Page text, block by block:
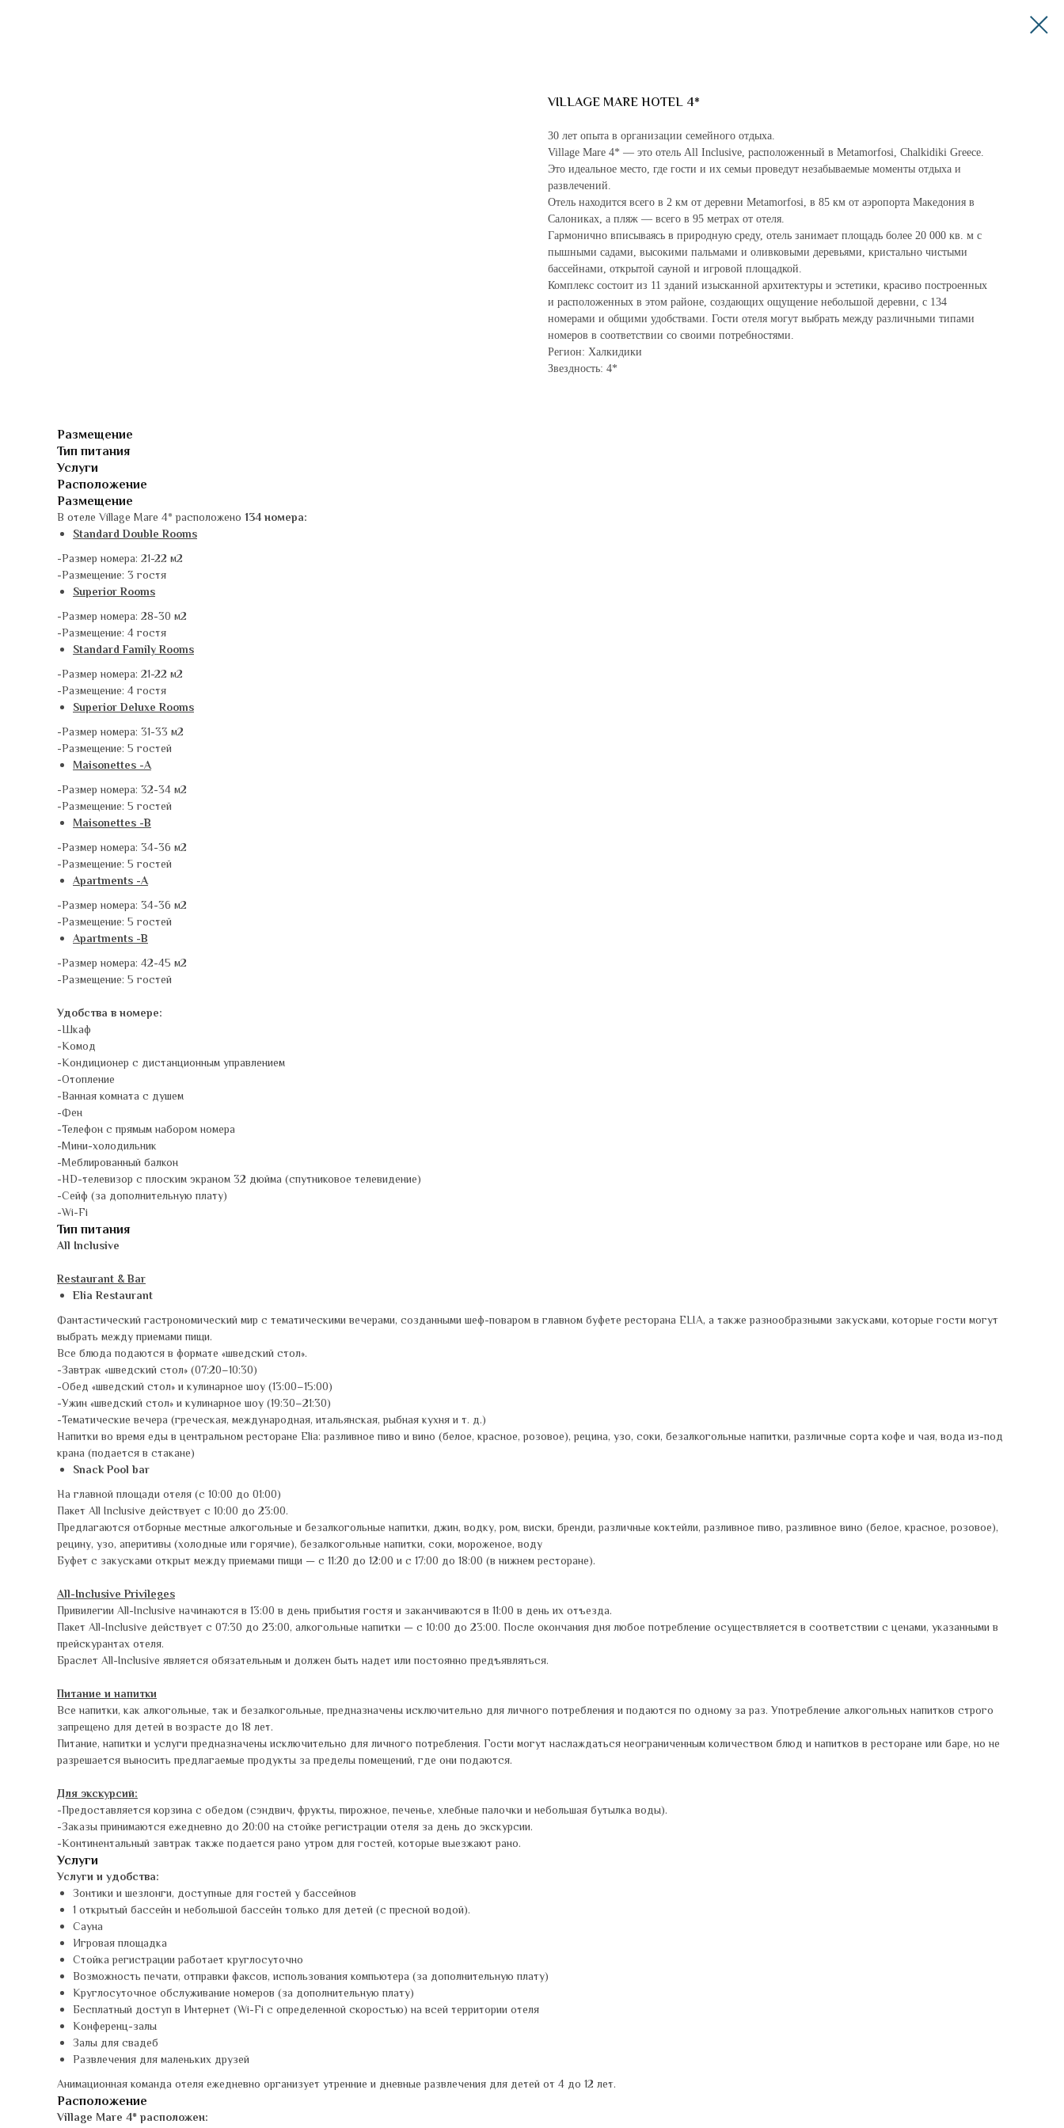
VILLAGE MARE HOTEL 4*
30 лет опыта в организации семейного отдыха.
Village Mare 4* — это отель All Inclusive, расположенный в Metamorfosi, Chalkidiki Greece.
Это идеальное место, где гости и их семьи проведут незабываемые моменты отдыха и
развлечений.
Отель находится всего в 2 км от деревни Metamorfosi, в 85 км от аэропорта Македония в
Салониках, а пляж — всего в 95 метрах от отеля.
Гармонично вписываясь в природную среду, отель занимает площадь более 20 000 кв. м с
пышными садами, высокими пальмами и оливковыми деревьями, кристально чистыми
бассейнами, открытой сауной и игровой площадкой.
Комплекс состоит из 11 зданий изысканной архитектуры и эстетики, красиво построенных
и расположенных в этом районе, создающих ощущение небольшой деревни, с 134
номерами и общими удобствами. Гости отеля могут выбрать между различными типами
номеров в соответствии со своими потребностями.
Регион: Халкидики
Звездность: 4*
Размещение
Тип питания
Услуги
Расположение
Размещение
В отеле Village Mare 4* расположено 134 номера:
Standard Double Rooms
-Размер номера: 21-22 м2
-Размещение: 3 гостя
Superior Rooms
-Размер номера: 28-30 м2
-Размещение: 4 гостя
Standard Family Rooms
-Размер номера: 21-22 м2
-Размещение: 4 гостя
Superior Deluxe Rooms
-Размер номера: 31-33 м2
-Размещение: 5 гостей
Maisonettes -A
-Размер номера: 32-34 м2
-Размещение: 5 гостей
Maisonettes -B
-Размер номера: 34-36 м2
-Размещение: 5 гостей
Apartments -A
-Размер номера: 34-36 м2
-Размещение: 5 гостей
Apartments -B
-Размер номера: 42-45 м2
-Размещение: 5 гостей
Удобства в номере:
-Шкаф
-Комод
-Кондиционер с дистанционным управлением
-Отопление
-Ванная комната с душем
-Фен
-Телефон с прямым набором номера
-Мини-холодильник
-Меблированный балкон
-HD-телевизор с плоским экраном 32 дюйма (спутниковое телевидение)
-Сейф (за дополнительную плату)
-Wi-Fi
Тип питания
All Inclusive
Restaurant & Bar
Elia Restaurant
Фантастический гастрономический мир с тематическими вечерами, созданными шеф-поваром в главном буфете ресторана ELIA, а также разнообразными закусками, которые гости могут
выбрать между приемами пищи.
Все блюда подаются в формате «шведский стол».
-Завтрак «шведский стол» (07:20–10:30)
-Обед «шведский стол» и кулинарное шоу (13:00–15:00)
-Ужин «шведский стол» и кулинарное шоу (19:30–21:30)
-Тематические вечера (греческая, международная, итальянская, рыбная кухня и т. д.)
Напитки во время еды в центральном ресторане Elia: разливное пиво и вино (белое, красное, розовое), рецина, узо, соки, безалкогольные напитки, различные сорта кофе и чая, вода из-под
крана (подается в стакане)
Snack Pool bar
На главной площади отеля (с 10:00 до 01:00)
ПакетAll Inclusive действует с 10:00 до 23:00.
Предлагаются отборные местные алкогольные и безалкогольные напитки, джин, водку, ром, виски, бренди, различные коктейли, разливное пиво, разливное вино (белое, красное, розовое),
рецину, узо, аперитивы (холодные или горячие), безалкогольные напитки, соки, мороженое, воду
Буфет с закусками открыт между приемами пищи — с 11:20 до 12:00 и с 17:00 до 18:00 (в нижнем ресторане).
All-Inclusive Privileges
Привилегии All-Inclusive начинаются в 13:00 в день прибытия гостя и заканчиваются в 11:00 в день их отъезда.
Пакет All-Inclusive действует с 07:30 до 23:00, алкогольные напитки — с 10:00 до 23:00. После окончания дня любое потребление осуществляется в соответствии с ценами, указанными в
прейскурантах отеля.
Браслет All-Inclusive является обязательным и должен быть надет или постоянно предъявляться.
Питание и напитки
Все напитки, как алкогольные, так и безалкогольные, предназначены исключительно для личного потребления и подаются по одному за раз. Употребление алкогольных напитков строго
запрещено для детей в возрасте до 18 лет.
Питание, напитки и услуги предназначены исключительно для личного потребления. Гости могут наслаждаться неограниченным количеством блюд и напитков в ресторане или баре, но не
разрешается выносить предлагаемые продукты за пределы помещений, где они подаются.
Для экскурсий:
-Предоставляется корзина с обедом (сэндвич, фрукты, пирожное, печенье, хлебные палочки и небольшая бутылка воды).
-Заказы принимаются ежедневно до 20:00 на стойке регистрации отеля за день до экскурсии.
-Континентальный завтрак также подается рано утром для гостей, которые выезжают рано.
Услуги
Услуги и удобства:
Зонтики и шезлонги, доступные для гостей у бассейнов
1 открытый бассейн и небольшой бассейн только для детей (с пресной водой).
Сауна
Игровая площадка
Стойка регистрации работает круглосуточно
Возможность печати, отправки факсов, использования компьютера (за дополнительную плату)
Круглосуточное обслуживание номеров (за дополнительную плату)
Бесплатный доступ в Интернет (Wi-Fi с определенной скоростью) на всей территории отеля
Конференц-залы
Залы для свадеб
Развлечения для маленьких друзей
Анимационная команда отеля ежедневно организует утренние и дневные развлечения для детей от 4 до 12 лет.
Расположение
Village Mare 4* расположен: